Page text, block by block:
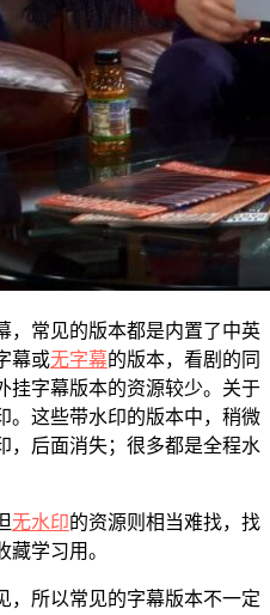
，常见的版本都是内置了中英
幕或无字幕的版本，看剧的同
挂字幕版本的资源较少。关于
。这些带水印的版本中，稍微
，后面消失；很多都是全程水
无水印的资源则相当难找，找
学习用。
，所以常见的字幕版本不一定